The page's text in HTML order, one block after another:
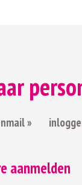
»
aanmelden